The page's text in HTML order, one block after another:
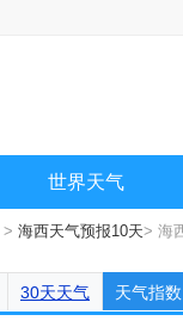
世界天气
> 海西天气预报10天> 海
30天天气 天气指数